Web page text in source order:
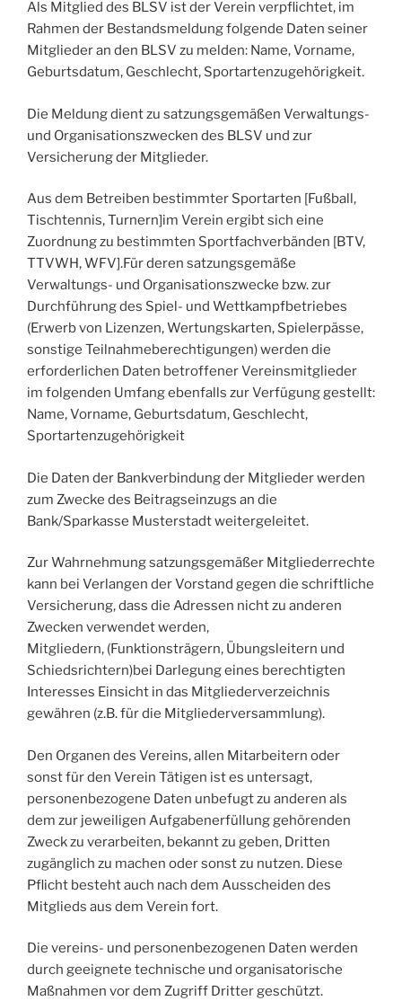
Als Mitglied des BLSV ist der Verein verpflichtet, im
Rahmen der Bestandsmeldung folgende Daten seiner
Mitglieder an den BLSV zu melden: Name, Vorname,
Geburtsdatum, Geschlecht, Sportartenzugehörigkeit.
Die Meldung dient zu satzungsgemäßen Verwaltungs-
und Organisationszwecken des BLSV und zur
Versicherung der Mitglieder.
Aus dem Betreiben bestimmter Sportarten [Fußball,
Tischtennis, Turnern]im Verein ergibt sich eine
Zuordnung zu bestimmten Sportfachverbänden [BTV,
TTVWH, WFV].Für deren satzungsgemäße
Verwaltungs- und Organisationszwecke bzw. zur
Durchführung des Spiel- und Wettkampfbetriebes
(Erwerb von Lizenzen, Wertungskarten, Spielerpässe,
sonstige Teilnahmeberechtigungen) werden die
erforderlichen Daten betroffener Vereinsmitglieder
im folgenden Umfang ebenfalls zur Verfügung gestellt:
Name, Vorname, Geburtsdatum, Geschlecht,
Sportartenzugehörigkeit
Die Daten der Bankverbindung der Mitglieder werden
zum Zwecke des Beitragseinzugs an die
Bank/Sparkasse Musterstadt weitergeleitet.
Zur Wahrnehmung satzungsgemäßer Mitgliederrechte
kann bei Verlangen der Vorstand gegen die schriftliche
Versicherung, dass die Adressen nicht zu anderen
Zwecken verwendet werden,
Mitgliedern, (Funktionsträgern, Übungsleitern und
Schiedsrichtern)bei Darlegung eines berechtigten
Interesses Einsicht in das Mitgliederverzeichnis
gewähren (z.B. für die Mitgliederversammlung).
Den Organen des Vereins, allen Mitarbeitern oder
sonst für den Verein Tätigen ist es untersagt,
personenbezogene Daten unbefugt zu anderen als
dem zur jeweiligen Aufgabenerfüllung gehörenden
Zweck zu verarbeiten, bekannt zu geben, Dritten
zugänglich zu machen oder sonst zu nutzen. Diese
Pflicht besteht auch nach dem Ausscheiden des
Mitglieds aus dem Verein fort.
Die vereins- und personenbezogenen Daten werden
durch geeignete technische und organisatorische
Maßnahmen vor dem Zugriff Dritter geschützt.